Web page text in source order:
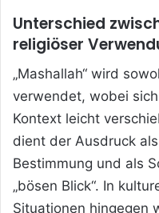
Unterschied
religiöser
„Mashallah“ wird
verwendet, wobei
Kontext leicht
dient der Ausdruck
Bestimmung und als
„bösen Blick“. In
Situationen hingegen